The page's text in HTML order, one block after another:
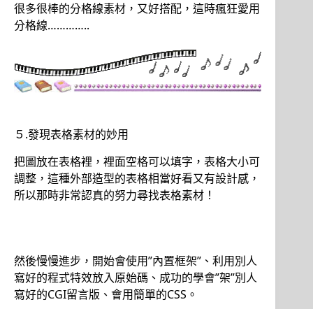
很多很棒的分格線素材，又好搭配，這時瘋狂愛用
分格線…………..
５.發現表格素材的妙用
把圖放在表格裡，裡面空格可以填字，表格大小可
調整，這種外部造型的表格相當好看又有設計感，
所以那時非常認真的努力尋找表格素材！
然後慢慢進步，開始會使用”內置框架”、利用別人
寫好的程式特效放入原始碼、成功的學會”架”別人
寫好的CGI留言版、會用簡單的CSS。